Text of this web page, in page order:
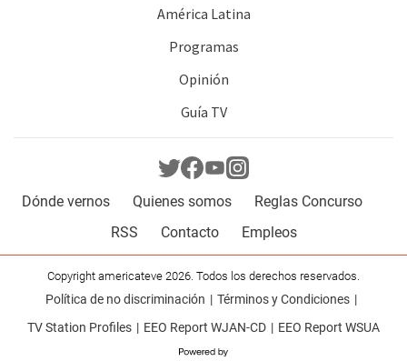
América Latina
Programas
Opinión
Guía TV
Dónde vernos Quienes somos
Reglas Concurso
RSS
Contacto Empleos
Copyright americateve 2026. Todos los derechos reservados.
Política de no discriminación
Términos y Condiciones
TV Station Profiles
EEO Report WJAN-CD EEO Report WSUA